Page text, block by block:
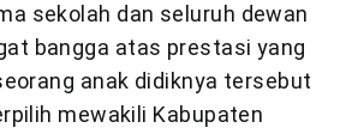
sekolah dan seluruh dewan
bangga atas prestasi yang
anak didiknya tersebut
mewakili Kabupaten